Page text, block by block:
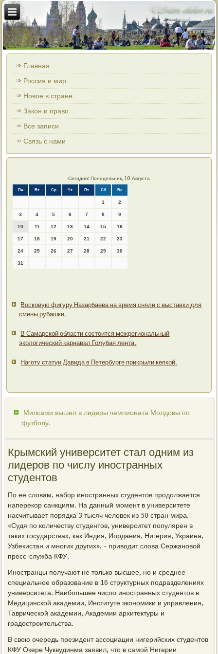
Главная
Россия и мир
Новое в стране
Закон и право
Все записи
Связь с нами
Сегодня: Понедельник, 10 Августа
Пн Вт Ср Чт Пт Сб Вс
1 2
3 4 5 6 7 8 9
10 11 12 13 14 15 16
17 18 19 20 21 22 23
24 25 26 27 28 29 30
31
Восковую фигуру Назарбаева на время сняли с выставки для
смены рубашки.
В Самарской области состоится межрегиональный
экологический карнавал Голубая лента.
Наготу статуи Давида в Петербурге прикрыли кепкой.
Милсами вышел в лидеры чемпионата Молдовы по
футболу.
Крымский университет стал одним из
лидеров по числу иностранных
студентов
По ее словам, набор иностранных студентов продолжается
наперекор санкциям. На данный момент в университете
насчитывает порядка 3 тысяч человек из 50 стран мира.
«Судя по количеству студентов, университет популярен в
таких государствах, как Индия, Иордания, Нигерия, Украина,
Узбекистан и многих других», - приводит слова Сержановой
пресс-служба КФУ.
Иностранцы получают не только высшее, но и среднее
специальное образование в 16 структурных подразделениях
университета. Наибольшее число иностранных студентов в
Медицинской академии, Институте экономики и управления,
Таврической академии, Академии архитектуры и
градостроительства.
В свою очередь президент ассоциации нигерийских студентов
КФУ Окере Чуквудинма заявил, что в самой Нигерии